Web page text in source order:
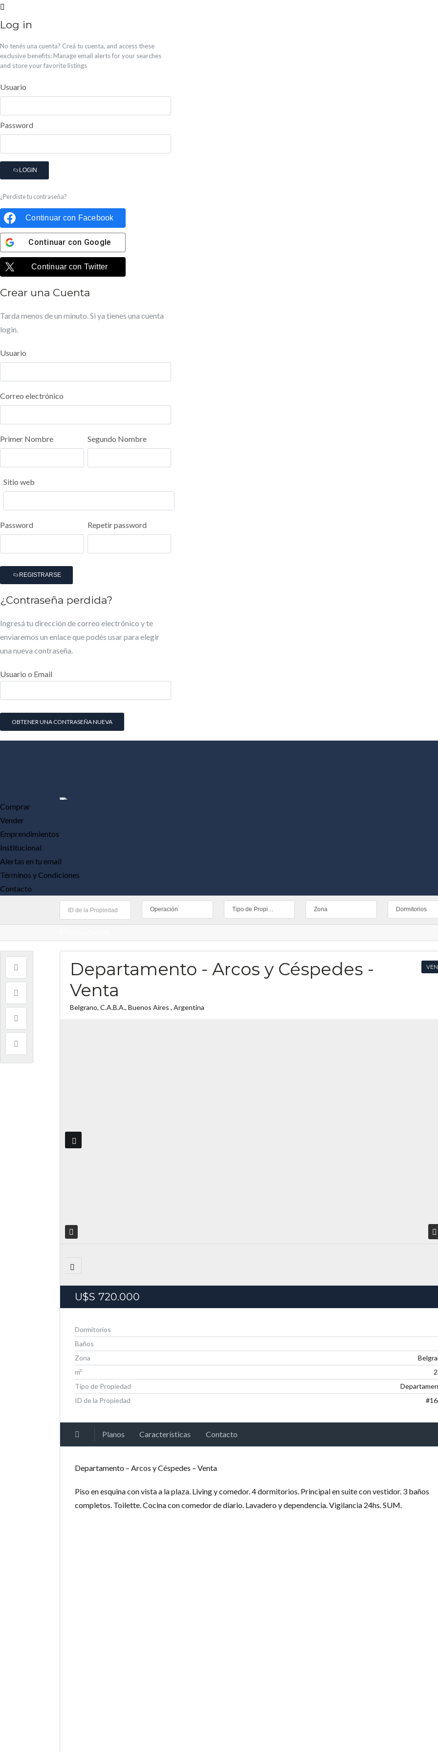
Log in
No tenés una cuenta? Creá tu cuenta, and access these
exclusive benefits: Manage email alerts for your searches
and store your favorite listings
Usuario
Password
LOGIN
¿Perdiste tu contraseña?
Continuar con Facebook
Continuar con Google
Continuar con Twitter
Crear una Cuenta
Tarda menos de un minuto. Si ya tienes una cuenta
login.
Usuario
Correo electrónico
Primer Nombre Segundo Nombre
Sitio web
Password Repetir password
REGISTRARSE
¿Contraseña perdida?
Ingresá tu dirección de correo electrónico y te
enviaremos un enlace que podés usar para elegir
una nueva contraseña.
Usuario o Email
Comprar
Vender
Emprendimientos
Institucional
Alertas en tu email
Términos y Condiciones
Contacto
Operación Tipo de Propiedad Zona Dormitorios
Departamento - Arcos y Céspedes -
Venta
Belgrano, C.A.B.A., Buenos Aires , Argentina
U$S 720.000
Dormitorios
Baños
Zona
m²
Tipo de Propiedad
ID de la Propiedad
Planos Características Contacto
Departamento – Arcos y Céspedes – Venta
Piso en esquina con vista a la plaza. Living y comedor. 4 dormitorios. Principal en suite con vestidor. 3 baños
completos. Toilette. Cocina con comedor de diario. Lavadero y dependencia. Vigilancia 24hs. SUM.